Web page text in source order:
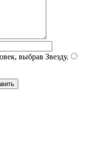
выбрав Звезду.